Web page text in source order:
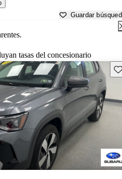
Guardar
tasas del concesionario